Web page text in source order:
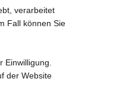
verarbeitet
Fall können Sie
Einwilligung.
der Website